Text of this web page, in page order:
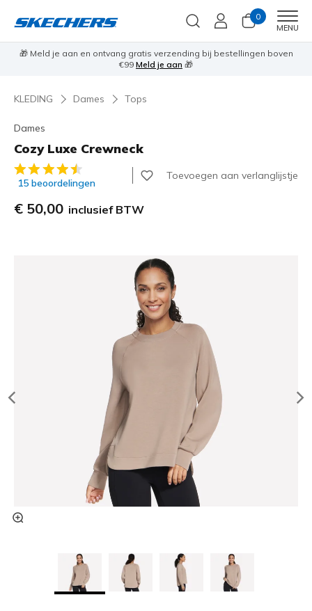
0
MENU
🎁 Meld je aan en ontvang gratis verzending bij bestellingen boven
€99 Meld je aan 🎁
KLEDING Dames Tops
Dames
Cozy Luxe Crewneck
5 van de 5 klantbeoordelingen
15 beoordelingen
Toevoegen aan verlanglijstje
€ 50,00 inclusief BTW